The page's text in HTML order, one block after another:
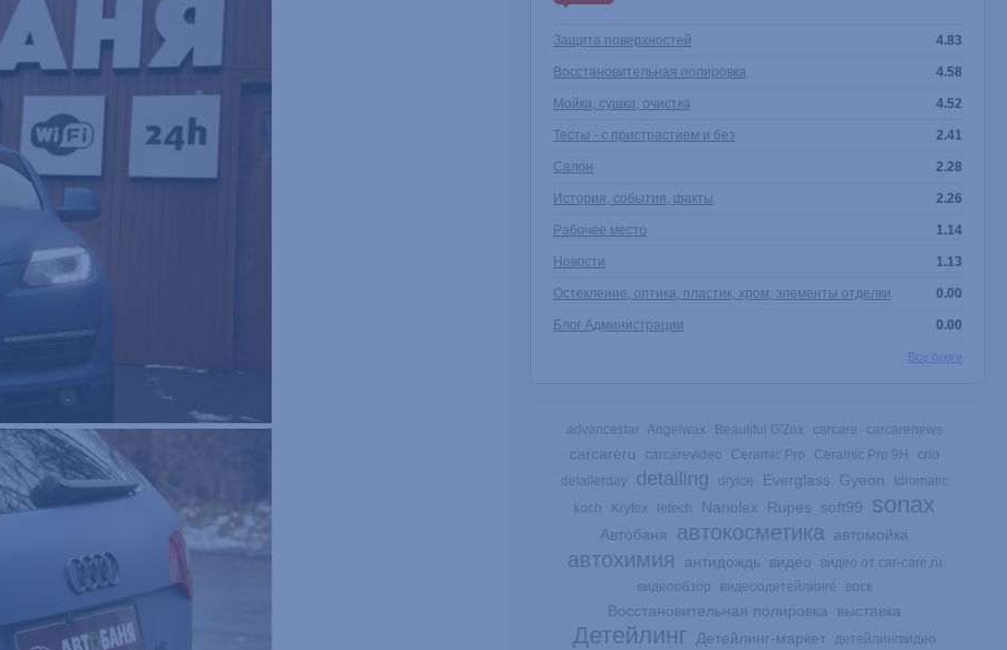
4.83
Защита поверхностей
4.58
Восстановительная полировка
4.52
Мойка, сушка, очистка
2.41
Тесты - с пристрастием и без
2.28
Салон
2.26
История, события, факты
1.14
Рабочее место
1.13
Новости
0.00
Остекление, оптика, пластик, хром, элементы отделки
0.00
Блог Администрации
Все блоги
advancestar Angelwax Beautiful G'Zox carcare carcarenews
carcareru carcarevideo Ceramic Pro Ceramic Pro 9H
crio
detailerday
detailing dryice Everglass Gyeon
Idromatic
koch
Krytex letech Nanolex Rupes soft99 sonax
Автобаня автокосметика автомойка
автохимия антидождь видео
видео от car-care.ru
видеообзор
видеоодетейлинге воск
Восстановительная полировка выставка
Детейлинг Детейлинг-маркет
детейлингвидео